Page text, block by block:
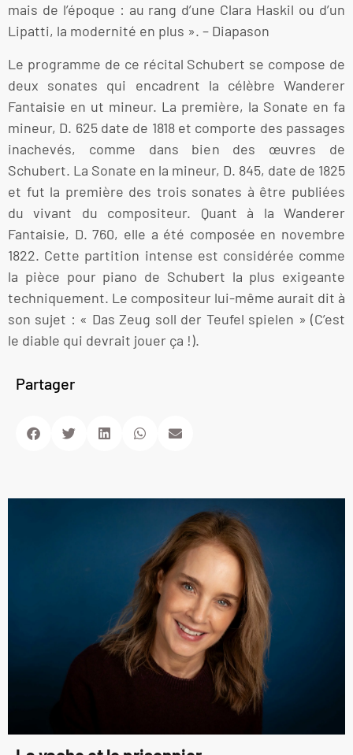
mais de l’époque : au rang d’une Clara Haskil ou d’un
Lipatti, la modernité en plus ». – Diapason
Le programme de ce récital Schubert se compose de
deux sonates qui encadrent la célèbre Wanderer
Fantaisie en ut mineur. La première, la Sonate en fa
mineur, D. 625 date de 1818 et comporte des passages
inachevés, comme dans bien des œuvres de
Schubert. La Sonate en la mineur, D. 845, date de 1825
et fut la première des trois sonates à être publiées
du vivant du compositeur. Quant à la Wanderer
Fantaisie, D. 760, elle a été composée en novembre
1822. Cette partition intense est considérée comme
la pièce pour piano de Schubert la plus exigeante
techniquement. Le compositeur lui-même aurait dit à
son sujet : « Das Zeug soll der Teufel spielen » (C’est
le diable qui devrait jouer ça !).
Partager